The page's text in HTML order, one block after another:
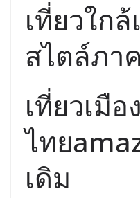
เที่ยวใกล้
สไตล์ภา
เที่ยวเมือง
ไทย
เดิม